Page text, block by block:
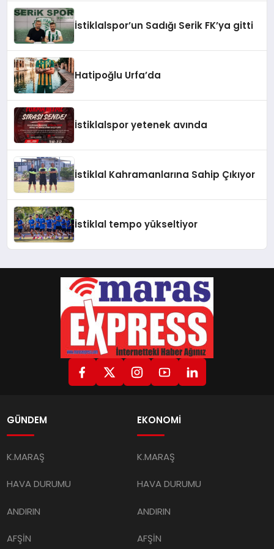
İstiklalspor’un Sadığı Serik FK’ya gitti
Hatipoğlu Urfa’da
İstiklalspor yetenek avında
İstiklal Kahramanlarına Sahip Çıkıyor
İstiklal tempo yükseltiyor
GÜNDEM
K.MARAŞ
HAVA DURUMU
ANDIRIN
AFŞİN
EKONOMİ
K.MARAŞ
HAVA DURUMU
ANDIRIN
AFŞİN